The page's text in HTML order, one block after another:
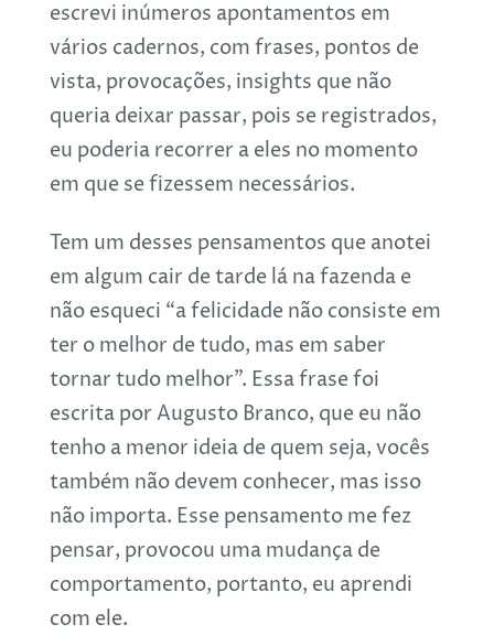
escrevi inúmeros apontamentos em
vários cadernos, com frases, pontos de
vista, provocações, insights que não
queria deixar passar, pois se registrados,
eu poderia recorrer a eles no momento
em que se fizessem necessários.
Tem um desses pensamentos que anotei
em algum cair de tarde lá na fazenda e
não esqueci “a felicidade não consiste em
ter o melhor de tudo, mas em saber
tornar tudo melhor”. Essa frase foi
escrita por Augusto Branco, que eu não
tenho a menor ideia de quem seja, vocês
também não devem conhecer, mas isso
não importa. Esse pensamento me fez
pensar, provocou uma mudança de
comportamento, portanto, eu aprendi
com ele.